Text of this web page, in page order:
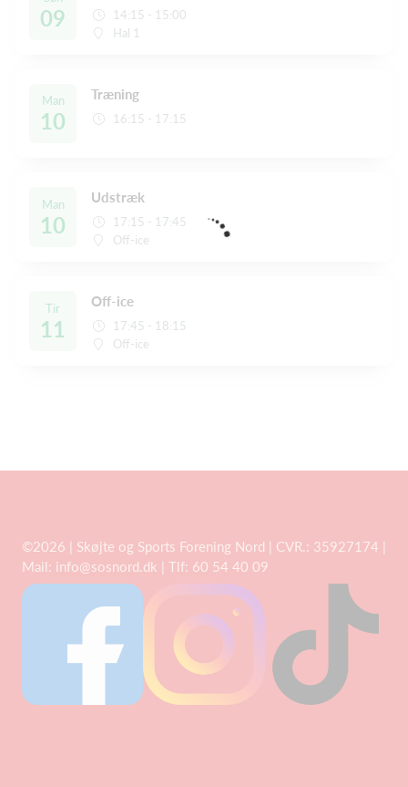
09
14:15 - 15:00
Hal 1
Man
10
Træning
16:15 - 17:15
Man
10
Udstræk
17:15 - 17:45
Off-ice
Tir
11
Off-ice
17:45 - 18:15
Off-ice
©2026 | Skøjte og Sports Forening Nord | CVR.: 35927174 |
Mail: info@sosnord.dk | Tlf: 60 54 40 09